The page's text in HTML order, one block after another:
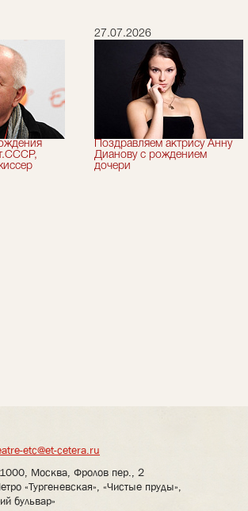
27.07.2026
Поздравляем актрису Анну
Дианову с рождением
дочери
etc@et-cetera.ru
Москва, Фролов пер., 2
«Тургеневская», «Чистые пруды»,
бульвар»